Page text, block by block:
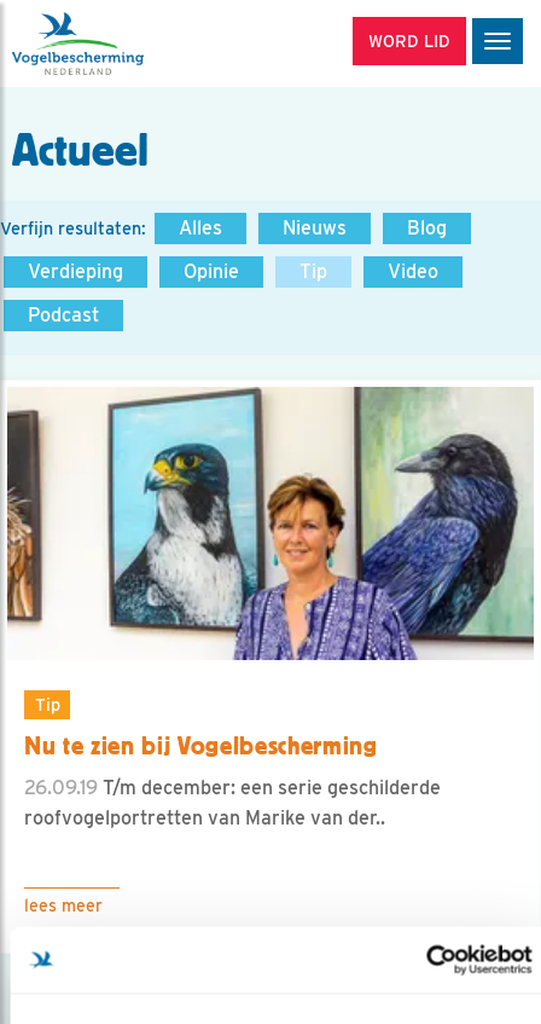
WORD LID
Actueel
Verfijn resultaten: Alles Nieuws
Blog
Verdieping
Opinie Tip
Video
Podcast
Tip
Nu te zien bij Vogelbescherming
26.09.19 T/m december: een serie geschilderde
roofvogelportretten van Marike van der..
lees meer